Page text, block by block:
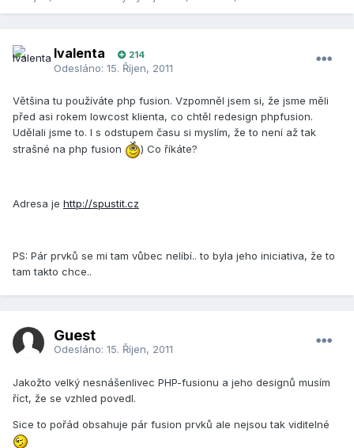
lvalenta 214
Odesláno: 15. Říjen, 2011
Většina tu používáte php fusion. Vzpomněl jsem si, že jsme měli
před asi rokem lowcost klienta, co chtěl redesign phpfusion.
Udělali jsme to. I s odstupem času si myslím, že to není až tak
strašné na php fusion
) Co říkáte?
Adresa je http://spustit.cz
PS: Pár prvků se mi tam vůbec nelíbí.. to byla jeho iniciativa, že to
tam takto chce..
Guest
Odesláno: 15. Říjen, 2011
Jakožto velký nesnášenlivec PHP-fusionu a jeho designů musím
říct, že se vzhled povedl.
Sice to pořád obsahuje pár fusion prvků ale nejsou tak viditelné